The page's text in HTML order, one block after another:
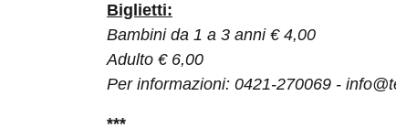
Biglietti:
Bambini da 1 a 3 anni € 4,00
Adulto € 6,00
Per informazioni: 0421-270069 -
***